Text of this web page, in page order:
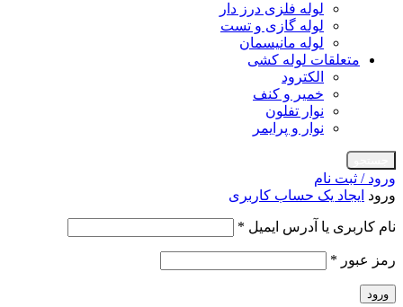
لوله فلزی درز دار
لوله گازی و تست
لوله مانیسمان
متعلقات لوله کشی
الکترود
خمیر و کنف
نوار تفلون
نوار و پرایمر
ورود / ثبت نام
ورود ایجاد یک حساب کاربری
نام کاربری یا آدرس ایمیل *
رمز عبور *
ورود